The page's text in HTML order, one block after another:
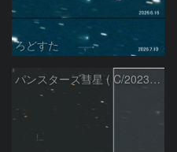
ろどすた
パンスターズ彗星 ( C/2023R1 ) ：2026/07/08